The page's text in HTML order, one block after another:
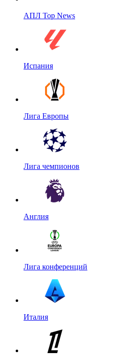
АПЛ Top News
Испания
Лига Европы
Лига чемпионов
Англия
Лига конференций
Италия